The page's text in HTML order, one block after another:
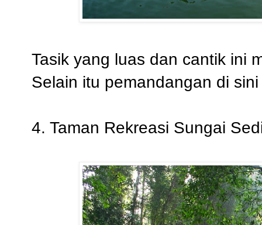
Tasik yang luas dan cantik ini
Selain itu pemandangan di
4. Taman Rekreasi Sungai